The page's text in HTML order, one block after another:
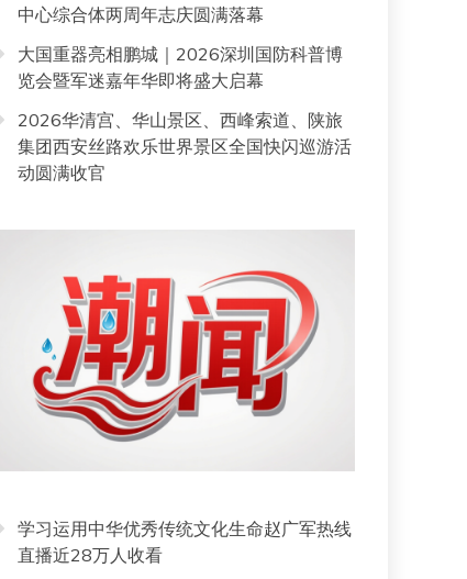
中心综合体两周年志庆圆满落幕
大国重器亮相鹏城｜2026深圳国防科普博
览会暨军迷嘉年华即将盛大启幕
2026华清宫、华山景区、西峰索道、陕旅
集团西安丝路欢乐世界景区全国快闪巡游活
动圆满收官
学习运用中华优秀传统文化生命赵广军热线
直播近28万人收看